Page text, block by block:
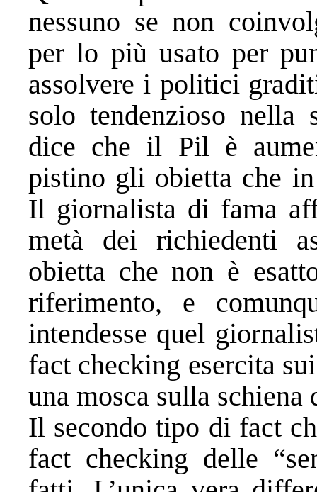
nessuno se non
per lo più usato per
assolvere i politici
solo tendenzioso
dice che il Pil è
pistino gli obietta che
Il giornalista di fama
metà dei richiedenti
obietta che non è
riferimento, e
intendesse quel
fact checking esercita
una mosca sulla schiena
Il secondo tipo di fact
fact checking delle